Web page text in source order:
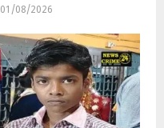
01/08/2026